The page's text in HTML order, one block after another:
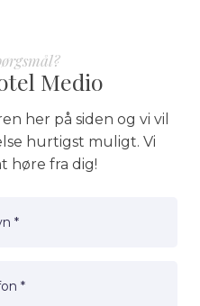
Medio
her på siden og vi vil
hurtigst muligt. Vi
høre fra dig!